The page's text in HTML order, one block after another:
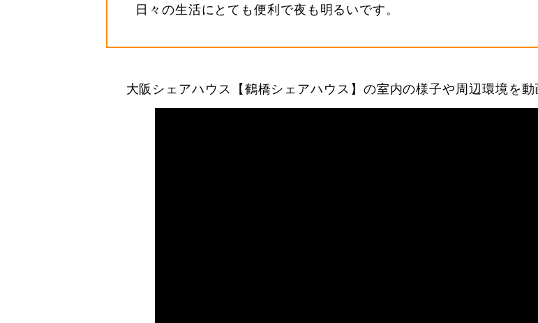
日々の生活にとても便利で夜も明るいです。
大阪シェアハウス【鶴橋シェアハウス】の室内の様子や周辺環境を